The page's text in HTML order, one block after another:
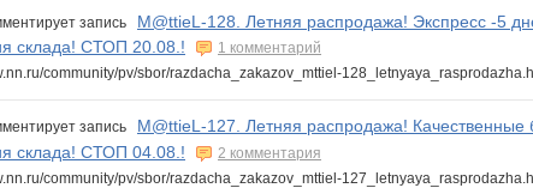
запись M@ttieL-128. Летняя распродажа! Экспресс -5
склада! СТОП 20.08.!
1 комментарий
community/pv/sbor/razdacha_zakazov_mttiel-
запись M@ttieL-127. Летняя распродажа!
склада! СТОП 04.08.!
2 комментария
community/pv/sbor/razdacha_zakazov_mttiel-